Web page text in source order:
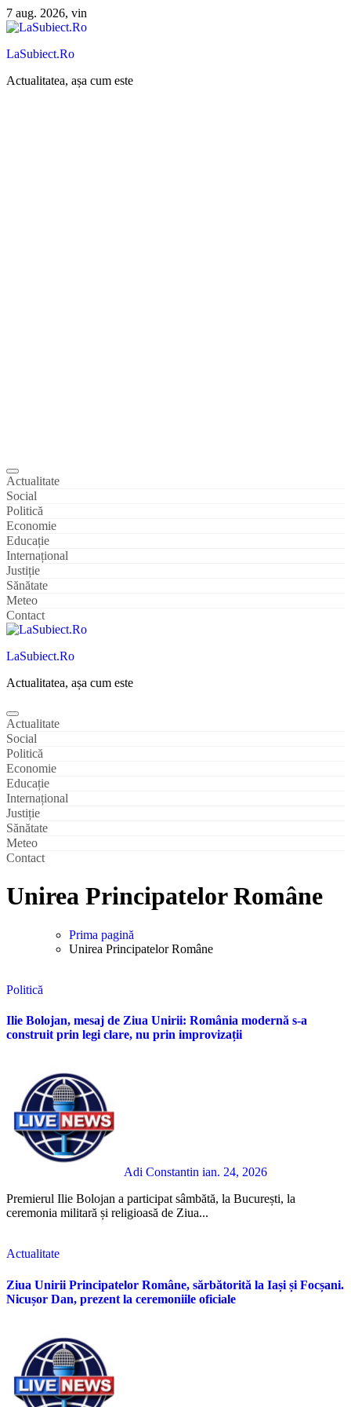
Sari
la
7 aug. 2026, vin
LaSubiect.Ro
Actualitatea, așa cum este
Actualitate
Social
Politică
Economie
Educație
Internațional
Justiție
Sănătate
Meteo
Contact
LaSubiect.Ro
Actualitatea, așa cum este
Actualitate
Social
Politică
Economie
Educație
Internațional
Justiție
Sănătate
Meteo
Contact
Unirea Principatelor Române
Prima pagină
Unirea Principatelor Române
Politică
Ilie Bolojan, mesaj de Ziua Unirii: România modernă s-a
construit prin legi clare, nu prin improvizații
Adi Constantin ian. 24, 2026
Premierul Ilie Bolojan a participat sâmbătă, la București, la
ceremonia militară și religioasă de Ziua...
Actualitate
Ziua Unirii Principatelor Române, sărbătorită la Iași și Focșani.
Nicușor Dan, prezent la ceremoniile oficiale